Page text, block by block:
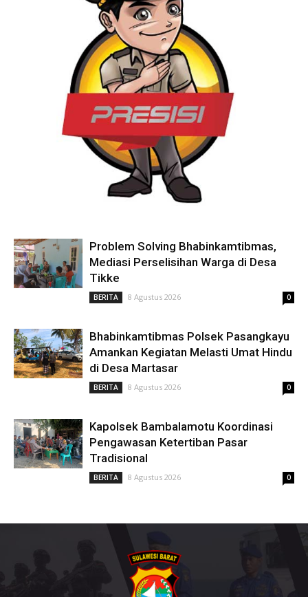
Problem Solving Bhabinkamtibmas,
Mediasi Perselisihan Warga di Desa
Tikke
BERITA 8 Agustus 2026 0
Bhabinkamtibmas Polsek Pasangkayu
Amankan Kegiatan Melasti Umat Hindu
di Desa Martasar
BERITA 8 Agustus 2026 0
Kapolsek Bambalamotu Koordinasi
Pengawasan Ketertiban Pasar
Tradisional
BERITA 8 Agustus 2026 0